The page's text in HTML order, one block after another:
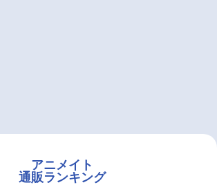
アニメイト
通販ランキング